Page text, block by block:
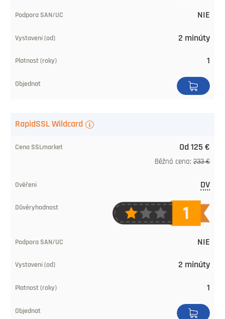
Dôveryhodnosť
Podpora
(počas)
(roky)
Objednať
NIE
2 minúty
1
RapidSSL Wildcard
Od 125 €
Běžná cena:233 €
DV
NIE
2 minúty
1